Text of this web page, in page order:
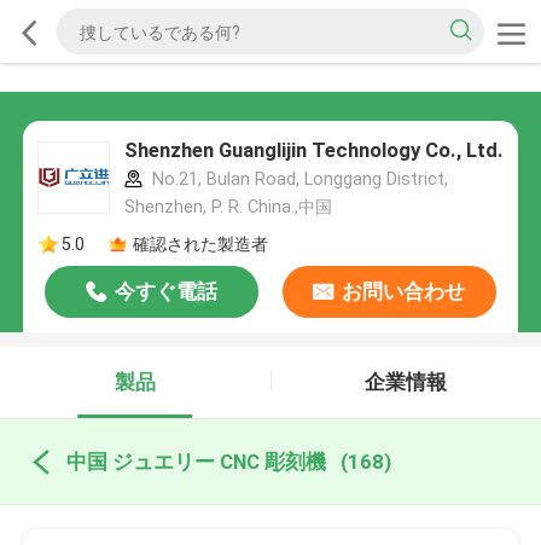
Shenzhen Guanglijin Technology Co., Ltd.
No.21, Bulan Road, Longgang District,
Shenzhen, P. R. China.,中国
5.0
確認された製造者
今すぐ電話 お問い合わせ
製品 企業情報
中国 ジュエリー CNC 彫刻機 (168)